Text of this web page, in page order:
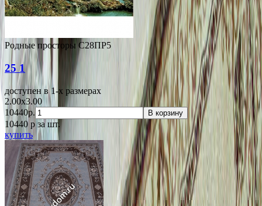
Родные просторы С28ПР5
25 1
доступен в 1-x размерах
2.00x3.00
10440р.
В корзину
10440 pза шт.
купить